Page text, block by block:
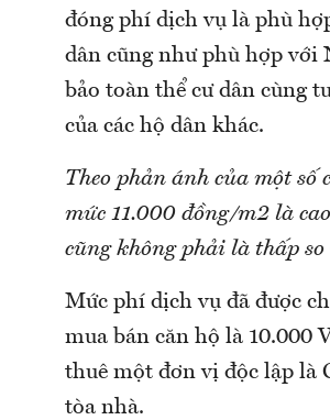
đóng phí dịch vụ là phù
dân cũng như phù hợp với
bảo toàn thể cư dân cùng
của các hộ dân khác.
Theo phản ánh của một
mức 11.000 đồng/m2 là
cũng không phải là thấp
Mức phí dịch vụ đã được
mua bán căn hộ là 10.000
thuê một đơn vị độc lập là
tòa nhà.